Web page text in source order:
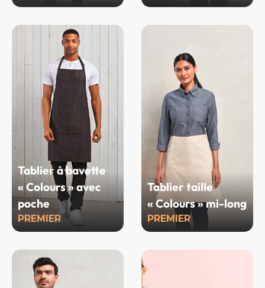
Tablier à bavette
« Colours » avec
poche
PREMIER
Tablier taille
« Colours » mi-long
PREMIER